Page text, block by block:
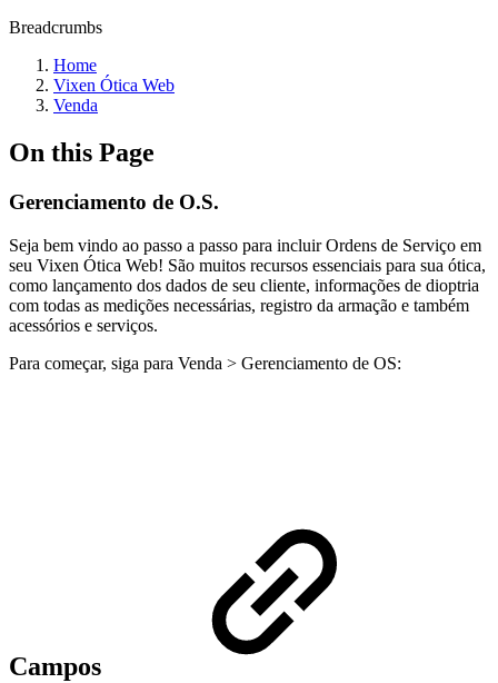
Breadcrumbs
Home
Vixen Ótica Web
Venda
On this Page
Gerenciamento de O.S.
Seja bem vindo ao passo a passo para incluir Ordens de Serviço em
seu Vixen Ótica Web! São muitos recursos essenciais para sua ótica,
como lançamento dos dados de seu cliente, informações de dioptria
com todas as medições necessárias, registro da armação e também
acessórios e serviços.
Para começar, siga para Venda > Gerenciamento de OS:
Campos